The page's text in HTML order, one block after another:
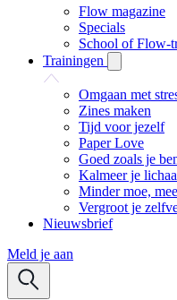
Flow magazine
Specials
School of Flow-
Trainingen
Omgaan met
Zines maken
Tijd voor jezelf
Paper Love
Goed zoals je
Kalmeer je
Minder moe,
Vergroot je
Nieuwsbrief
Meld je aan